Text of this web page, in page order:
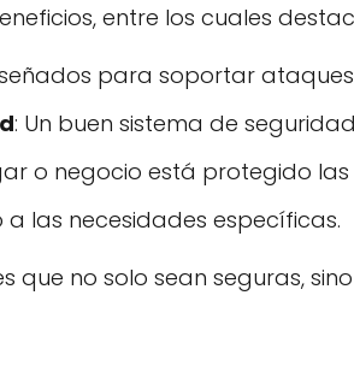
entre los cuales
para soportar
: Un buen sistema de
o negocio está protegido
las necesidades específicas.
que no solo sean seguras,